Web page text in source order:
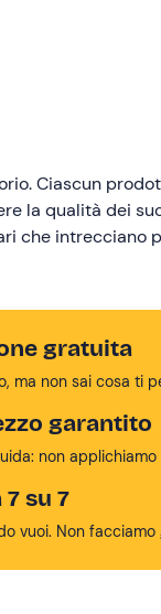
Ciascun
la qualità dei
che intrecciano
mano tutto ciò,
gratuita
ma non sai cosa ti
garantito
non
su 7
vuoi. Non facciamo